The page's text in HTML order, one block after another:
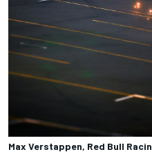
Max Verstappen, Red Bull